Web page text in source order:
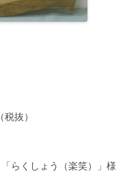
抜）
らくしょう（楽笑）」様